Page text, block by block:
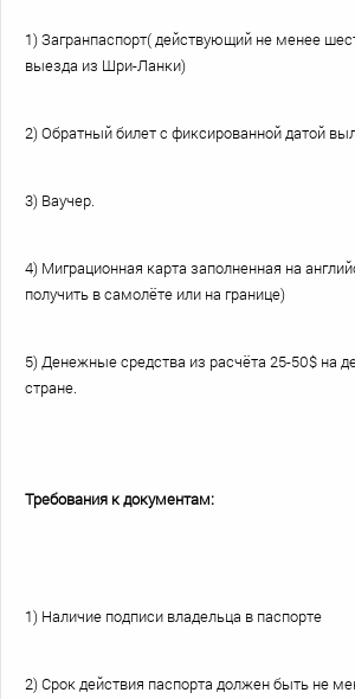
1) Загранпаспорт( действующий не менее
выезда из Шри-Ланки)
2) Обратный билет с фиксированной датой
3) Ваучер.
4) Миграционная карта заполненная на
получить в самолёте или на границе)
5) Денежные средства из расчёта 25-50$ на
стране.
Требования к документам:
1) Наличие подписи владельца в паспорте
2) Срок действия паспорта должен быть не